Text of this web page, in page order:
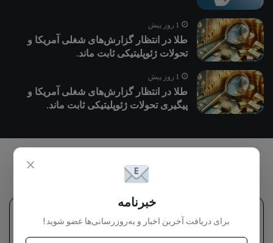
1 روز پیش
طلا در انتظار گزارش‌های شغلی آمریکا و
تحولات ژئوپلیتیکی ثابت ماند.
1 روز پیش
طلا در انتظار گزارش‌های شغلی آمریکا و
پیگیری تحولات ژئوپلیتیکی ثابت ماند.
مجله خبری ×
خبرنامه
برای دریافت آخرین اخبار و به‌روزرسانی‌ها عضو شوید!